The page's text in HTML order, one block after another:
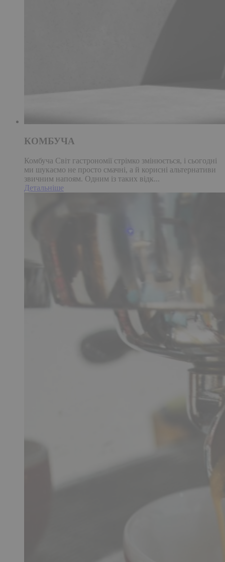
КОМБУЧА
Комбуча Світ гастрономії стрімко змінюється, і сьогодні
ми шукаємо не просто смачні, а й корисні альтернативи
звичним напоям. Одним із таких відк...
Детальніше